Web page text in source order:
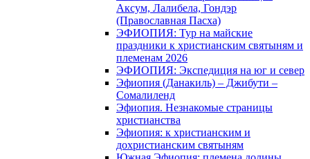
Аксум, Лалибела, Гондэр
(Православная Пасха)
ЭФИОПИЯ: Тур на майские
праздники к христианским святыням и
племенам 2026
ЭФИОПИЯ: Экспедиция на юг и север
Эфиопия (Данакиль) – Джибути –
Cомалиленд
Эфиопия. Незнакомые страницы
христианства
Эфиопия: к христианским и
дохристианским святыням